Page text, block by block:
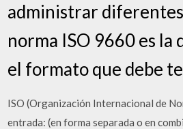
administrar diferentes
norma ISO 9660 es la
el formato que debe
ISO (Organización Internacional de
entrada: (en forma separada o en